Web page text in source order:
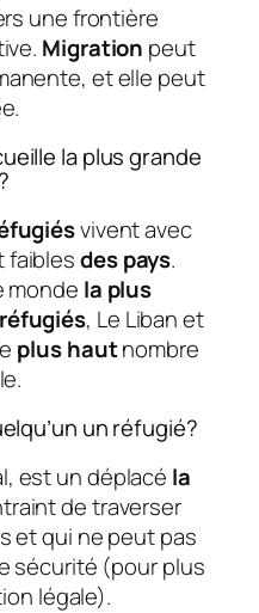
une frontière
Migration peut
et elle peut
la plus grande
vivent avec
faiblesdes pays.
monde la plus
, Le Liban et
plus hautnombre
un réfugié?
est un déplacé la
de traverser
et qui ne peut pas
sécurité (pour plus
légale).